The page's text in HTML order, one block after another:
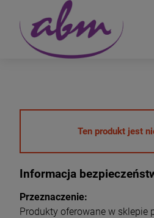
Ten produkt jest
Informacja
Przeznaczenie:
Produkty oferowane w sklepie